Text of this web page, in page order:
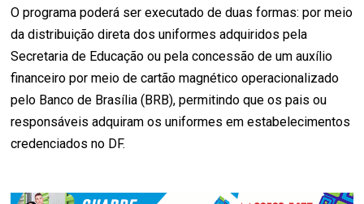
O programa poderá ser executado de duas formas: por meio
da distribuição direta dos uniformes adquiridos pela
Secretaria de Educação ou pela concessão de um auxílio
financeiro por meio de cartão magnético operacionalizado
pelo Banco de Brasília (BRB), permitindo que os pais ou
responsáveis adquiram os uniformes em estabelecimentos
credenciados no DF.